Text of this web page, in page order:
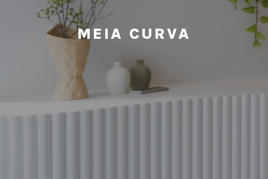
MEIA CURVA
para combinar com outros acabamentos e criar elegantes
molduras em paredes, móveis ou onde a criatividade permitir.
Além de agregar sofisticação ao ambiente, proporciona uma
sensação de conforto e bem-estar, reforçando a harmonia e a
sustentabilidade no design.
VER MAIS